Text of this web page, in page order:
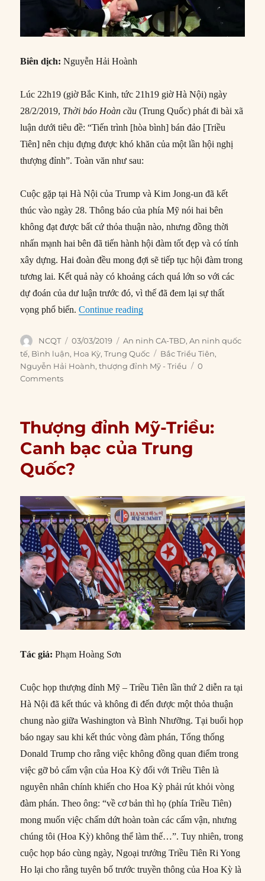
Biên dịch: Nguyễn Hải Hoành
Lúc 22h19 (giờ Bắc Kinh, tức 21h19 giờ Hà Nội) ngày
28/2/2019, Thời báo Hoàn cầu (Trung Quốc) phát đi bài xã
luận dưới tiêu đề: “Tiến trình [hòa bình] bán đảo [Triều
Tiên] nên chịu đựng được khó khăn của một lần hội nghị
thượng đỉnh”. Toàn văn như sau:
Cuộc gặp tại Hà Nội của Trump và Kim Jong-un đã kết
thúc vào ngày 28. Thông báo của phía Mỹ nói hai bên
không đạt được bất cứ thỏa thuận nào, nhưng đồng thời
nhấn mạnh hai bên đã tiến hành hội đàm tốt đẹp và có tính
xây dựng. Hai đoàn đều mong đợi sẽ tiếp tục hội đàm trong
tương lai. Kết quả này có khoảng cách quá lớn so với các
dự đoán của dư luận trước đó, vì thế đã đem lại sự thất
vọng phổ biến.Continue reading“Trung Quốc nói về Thượng
Author
NCQT
Posted
on
03/03/2019 Categories
An ninh CA-TBD,An ninh quốc
tế, Bình luận, Hoa Kỳ,Trung Quốc Tags
Bắc Triều Tiên,
Nguyễn Hải Hoành,thượng đỉnh Mỹ - Triều
0
Comments
Thượng đỉnh Mỹ-Triều:
Canh bạc của Trung
Quốc?
Tác giả:Phạm Hoàng Sơn
Cuộc họp thượng đỉnh Mỹ – Triều Tiên lần thứ 2 diễn ra tại
Hà Nội đã kết thúc và không đi đến được một thỏa thuận
chung nào giữa Washington và Bình Nhưỡng. Tại buổi họp
báo ngay sau khi kết thúc vòng đàm phán, Tổng thống
Donald Trump cho rằng việc không đồng quan điểm trong
việc gỡ bỏ cấm vận của Hoa Kỳ đối với Triều Tiên là
nguyên nhân chính khiến cho Hoa Kỳ phải rút khỏi vòng
đàm phán. Theo ông: “về cơ bản thì họ (phía Triều Tiên)
mong muốn việc chấm dứt hoàn toàn các cấm vận, nhưng
chúng tôi (Hoa Kỳ) không thể làm thế…”. Tuy nhiên, trong
cuộc họp báo cùng ngày, Ngoại trưởng Triều Tiên Ri Yong
Ho lại cho rằng tuyên bố trước truyền thông của Hoa Kỳ là